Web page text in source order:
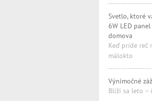
Svetlo, ktoré
6W LED
domova
Keď príde reč
málokto
Výnimočné
Blíži sa leto –